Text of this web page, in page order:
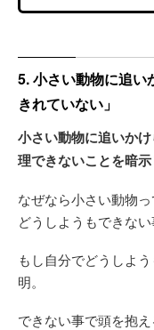
5. 小さい動物に追い
きれていない」
小さい動物に追いか
理できないことを暗
なぜなら小さい動物
どうしようもできない
もし自分でどうしよ
明。
できない事で頭を抱